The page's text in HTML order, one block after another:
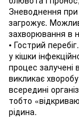
Зневоднення
загрожує.
захворювання в
• Гострий
у кішки
процес залучені
викликає
всередині
тобто
рідина.